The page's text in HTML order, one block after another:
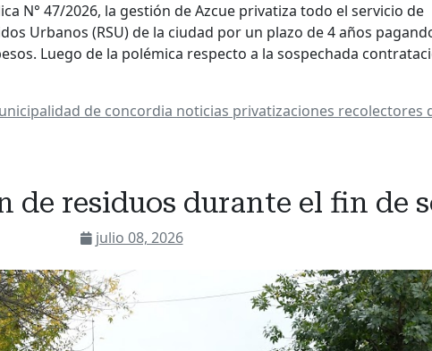
N° 47/2026, la gestión de Azcue privatiza todo el servicio de
Urbanos (RSU) de la ciudad por un plazo de 4 años
Luego de la polémica respecto a la sospechada
de concordia noticias privatizaciones recolectores
de residuos durante el fin de
julio 08, 2026